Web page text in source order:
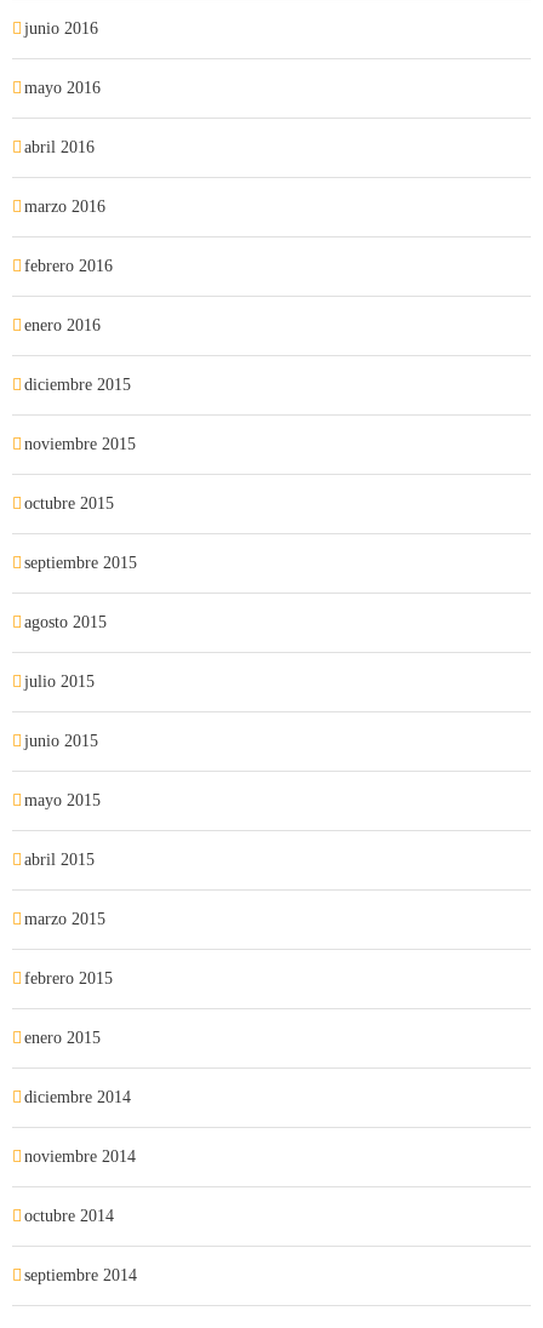
junio 2016
mayo 2016
abril 2016
marzo 2016
febrero 2016
enero 2016
diciembre 2015
noviembre 2015
octubre 2015
septiembre 2015
agosto 2015
julio 2015
junio 2015
mayo 2015
abril 2015
marzo 2015
febrero 2015
enero 2015
diciembre 2014
noviembre 2014
octubre 2014
septiembre 2014